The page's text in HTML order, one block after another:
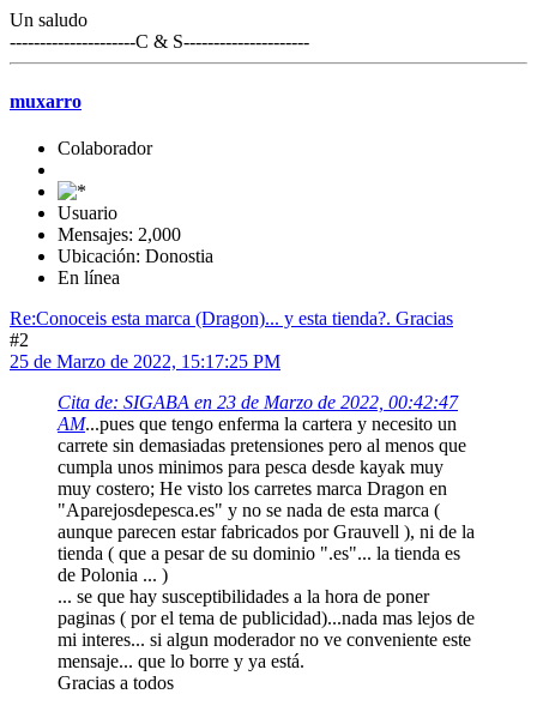
Un saludo
---------------------C & S---------------------
muxarro
Colaborador
Usuario
Mensajes: 2,000
Ubicación: Donostia
En línea
Re:Conoceis esta marca (Dragon)... y esta tienda?. Gracias
#2
25 de Marzo de 2022, 15:17:25 PM
Cita de: SIGABA en 23 de Marzo de 2022, 00:42:47
AM...pues que tengo enferma la cartera y necesito un
carrete sin demasiadas pretensiones pero al menos que
cumpla unos minimos para pesca desde kayak muy
muy costero; He visto los carretes marca Dragon en
"Aparejosdepesca.es" y no se nada de esta marca (
aunque parecen estar fabricados por Grauvell ), ni de la
tienda ( que a pesar de su dominio ".es"... la tienda es
de Polonia ... )
... se que hay susceptibilidades a la hora de poner
paginas ( por el tema de publicidad)...nada mas lejos de
mi interes... si algun moderador no ve conveniente este
mensaje... que lo borre y ya está.
Gracias a todos